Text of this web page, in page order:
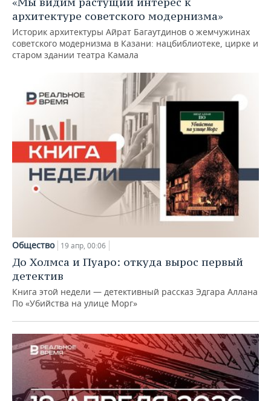
ХОККЕЙ С МЯЧОМ
ПРОИСШЕСТВИЯ
архитектуре советского модернизма»
Историк архитектуры Айрат Багаутдинов о жемчужинах
советского модернизма в Казани: нацбиблиотеке, цирке и
старом здании театра Камала
Общество 19 апр, 00:06
До Холмса и Пуаро: откуда вырос первый
детектив
Книга этой недели — детективный рассказ Эдгара Аллана
По «Убийства на улице Морг»